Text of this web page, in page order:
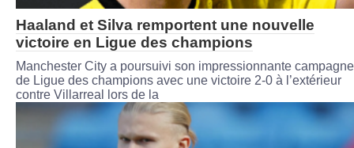
Haaland et Silva remportent une nouvelle
victoire en Ligue des champions
Manchester City a poursuivi son impressionnante campagne
de Ligue des champions avec une victoire 2-0 à l’extérieur
contre Villarreal lors de la